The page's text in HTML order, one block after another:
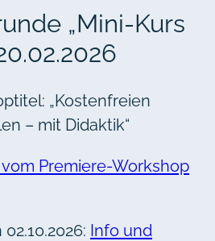
„Mini-Kurs
„Kostenfreien
– mit Didaktik“
Premiere-Workshop
Info und